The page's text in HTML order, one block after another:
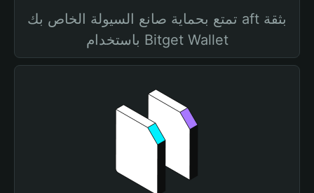
تمتع بحماية صانع السيولة الخاص بك aft بثقة
باستخدام Bitget Wallet